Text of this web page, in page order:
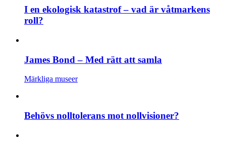
I en ekologisk katastrof – vad är våtmarkens
roll?
James Bond – Med rätt att samla
Märkliga museer
Behövs nolltolerans mot nollvisioner?